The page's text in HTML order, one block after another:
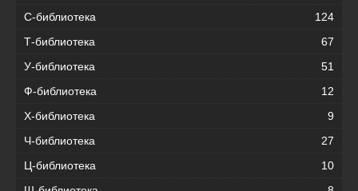
С-библиотека
124
Т-библиотека
67
У-библиотека
51
Ф-библиотека
12
Х-библиотека
9
Ч-библиотека
27
Ц-библиотека
10